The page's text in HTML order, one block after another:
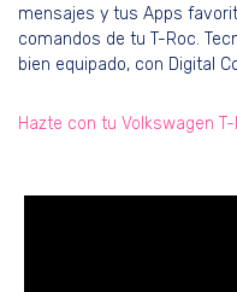
mensajes y tus Apps
comandos de tu T-Roc.
bien equipado, con Digital
Hazte con tu Volkswagen